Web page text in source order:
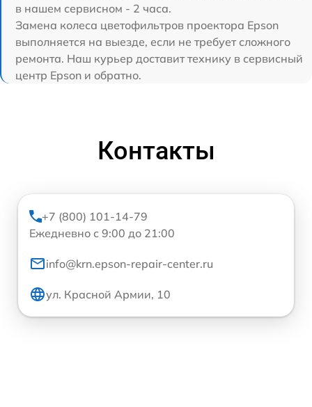
в нашем сервисном - 2 часа.
Замена колеса цветофильтров проектора Epson
выполняется на выезде, если не требует сложного
ремонта. Наш курьер доставит технику в сервисный
центр Epson и обратно.
Контакты
+7 (800) 101-14-79
Ежедневно с 9:00 до 21:00
info@krn.epson-repair-center.ru
ул. Красной Армии, 10